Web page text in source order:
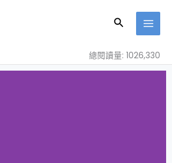
搜
總閱讀量: 1026,330